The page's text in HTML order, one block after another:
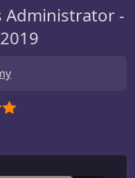
Administrator -